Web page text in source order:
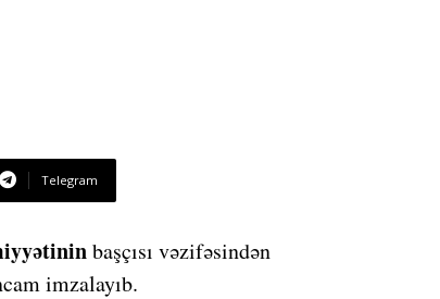
Telegram
başçısı vəzifəsindən
imzalayıb.